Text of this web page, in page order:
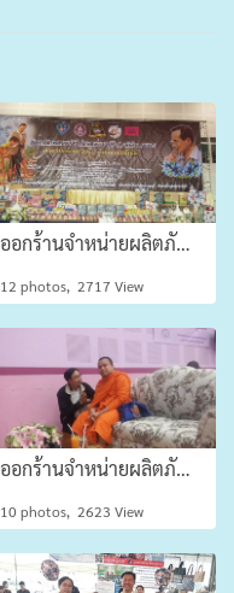
ออกร้านจำหน่ายผลิตภัณฑ์ จังหวัดสุพรรณบุรี
12 photos, 2717 View
ออกร้านจำหน่ายผลิตภัณฑ์ จ.สุพรรณบุรี
10 photos, 2623 View